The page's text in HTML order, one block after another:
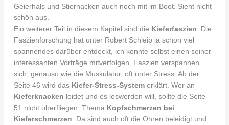
Geierhals und Stiernacken auch noch mit im Boot. Sieht nicht
schön aus.
Ein weiterer Teil in diesem Kapitel sind die Kieferfaszien. Die
Faszienforschung hat unter Robert Schleip ja schon viel
spannendes darüber entdeckt, ich konnte selbst einen seiner
interessanten Vorträge mitverfolgen. Faszien verspannen
sich, genauso wie die Muskulatur, oft unter Stress. Ab der
Seite 46 wird das Kiefer-Stress-System erklärt. Wer an
Kieferknacken leidet und es loswerden will, sollte die Seite
51 nicht überfliegen. Thema Kopfschmerzen bei
Kieferschmerzen: Da sind auch oft die Ohren beleidigt und